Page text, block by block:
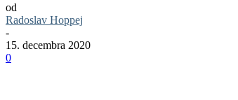
od
Radoslav Hoppej
-
15. decembra 2020
0